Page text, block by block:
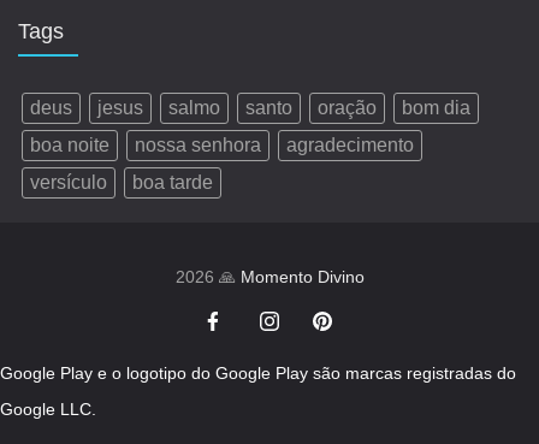
Tags
deus jesus salmo santo oração
bom dia
boa noite
nossa senhora
agradecimento
versículo
boa tarde
2026 🙏 Momento Divino
Google Play e o logotipo do Google Play são marcas registradas do
Google LLC.